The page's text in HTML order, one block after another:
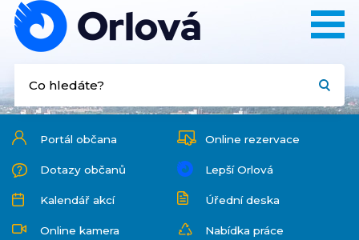
Portál občana Online rezervace
Dotazy občanů Lepší Orlová
Kalendář akcí Úřední deska
Online kamera Nabídka práce